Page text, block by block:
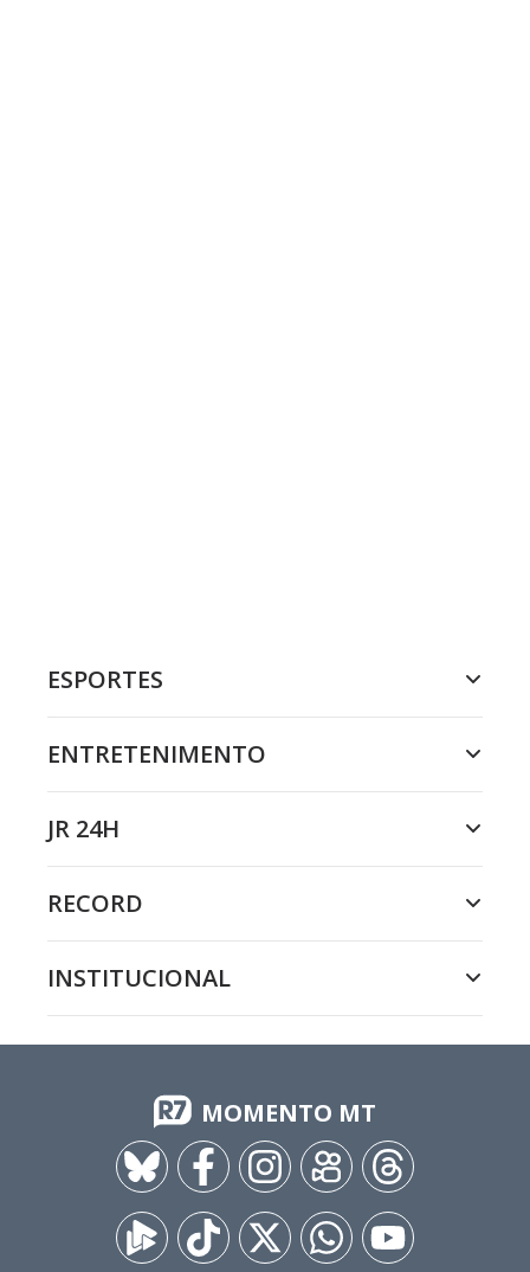
ESPORTES
ENTRETENIMENTO
JR 24H
RECORD
INSTITUCIONAL
MOMENTO MT